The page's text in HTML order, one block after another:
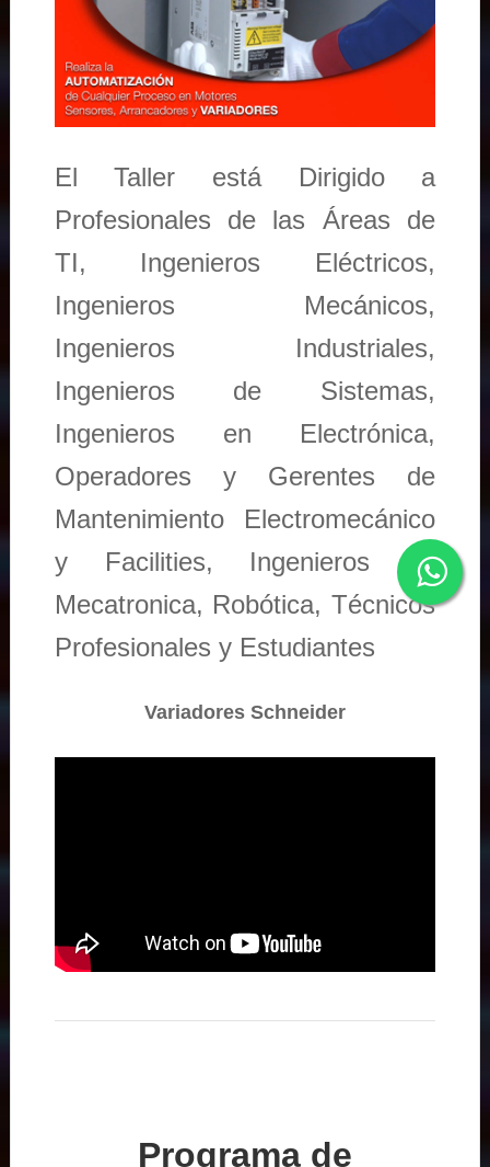
El Taller está Dirigido a
Profesionales de las Áreas de
TI, Ingenieros Eléctricos,
Ingenieros Mecánicos,
Ingenieros Industriales,
Ingenieros de Sistemas,
Ingenieros en Electrónica,
Operadores y Gerentes de
Mantenimiento Electromecánico
y Facilities, Ingenieros en
Mecatronica, Robótica, Técnicos
Profesionales y Estudiantes
Variadores Schneider
Programa de